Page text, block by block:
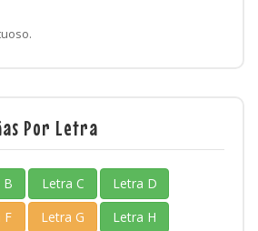
Por Letra
B Letra C
Letra D
F Letra G
Letra H